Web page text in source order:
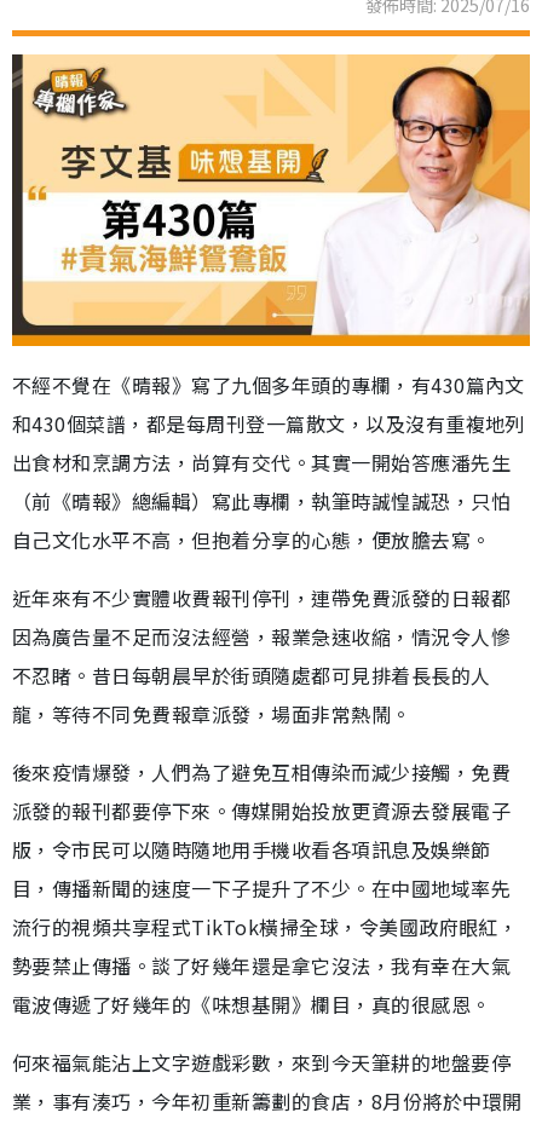
發佈時間: 2025/07/16
不經不覺在《晴報》寫了九個多年頭的專欄，有430篇內文
和430個菜譜，都是每周刊登一篇散文，以及沒有重複地列
出食材和烹調方法，尚算有交代。其實一開始答應潘先生
（前《晴報》總編輯）寫此專欄，執筆時誠惶誠恐，只怕
自己文化水平不高，但抱着分享的心態，便放膽去寫。
近年來有不少實體收費報刊停刊，連帶免費派發的日報都
因為廣告量不足而沒法經營，報業急速收縮，情況令人慘
不忍睹。昔日每朝晨早於街頭隨處都可見排着長長的人
龍，等待不同免費報章派發，場面非常熱鬧。
後來疫情爆發，人們為了避免互相傳染而減少接觸，免費
派發的報刊都要停下來。傳媒開始投放更資源去發展電子
版，令市民可以隨時隨地用手機收看各項訊息及娛樂節
目，傳播新聞的速度一下子提升了不少。在中國地域率先
流行的視頻共享程式TikTok橫掃全球，令美國政府眼紅，
勢要禁止傳播。談了好幾年還是拿它沒法，我有幸在大氣
電波傳遞了好幾年的《味想基開》欄目，真的很感恩。
何來福氣能沾上文字遊戲彩數，來到今天筆耕的地盤要停
業，事有湊巧，今年初重新籌劃的食店，8月份將於中環開